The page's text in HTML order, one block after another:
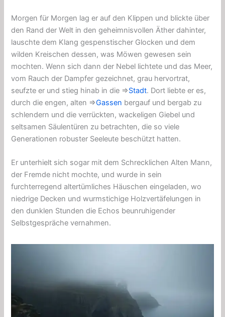
Morgen für Morgen lag er auf den Klippen und blickte über
den Rand der Welt in den geheimnisvollen Äther dahinter,
lauschte dem Klang gespenstischer Glocken und dem
wilden Kreischen dessen, was Möwen gewesen sein
mochten. Wenn sich dann der Nebel lichtete und das Meer,
vom Rauch der Dampfer gezeichnet, grau hervortrat,
seufzte er und stieg hinab in die ⇒Stadt. Dort liebte er es,
durch die engen, alten ⇒Gassen bergauf und bergab zu
schlendern und die verrückten, wackeligen Giebel und
seltsamen Säulentüren zu betrachten, die so viele
Generationen robuster Seeleute beschützt hatten.
Er unterhielt sich sogar mit dem Schrecklichen Alten Mann,
der Fremde nicht mochte, und wurde in sein
furchterregend altertümliches Häuschen eingeladen, wo
niedrige Decken und wurmstichige Holzvertäfelungen in
den dunklen Stunden die Echos beunruhigender
Selbstgespräche vernahmen.